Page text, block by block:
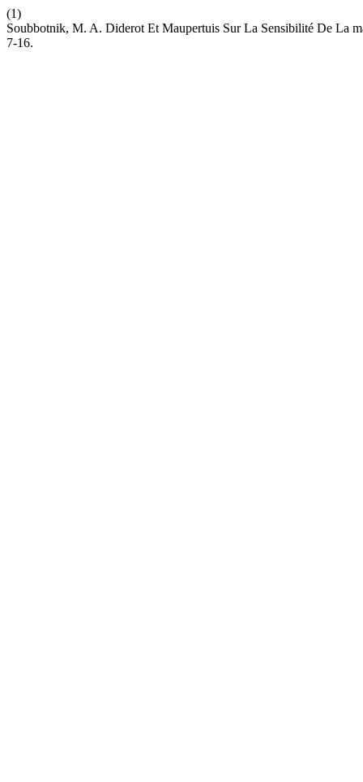
(1)
Soubbotnik, M. A. Diderot Et Maupertuis Sur La Sensibilité De La
7-16.